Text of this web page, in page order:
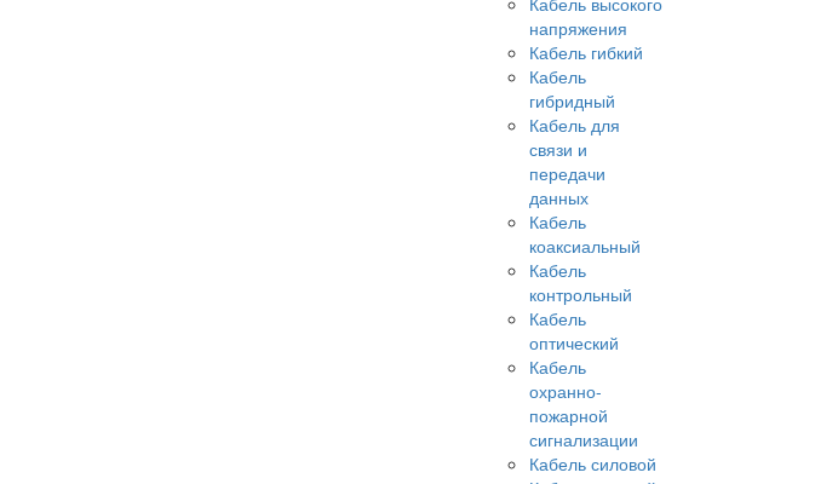
напряжения
Кабель гибкий
Кабель
гибридный
Кабель для
связи и
передачи
данных
Кабель
коаксиальный
Кабель
контрольный
Кабель
оптический
Кабель
охранно-
пожарной
сигнализации
Кабель силовой